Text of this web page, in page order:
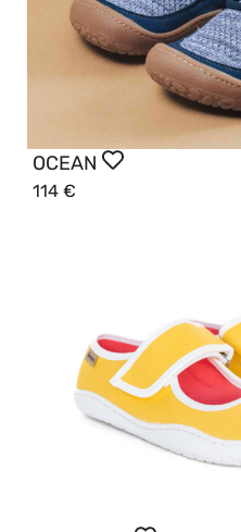
OCEAN
114 €